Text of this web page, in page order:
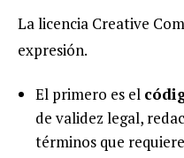
La licencia Creative
expresión.
El primero es el
de validez legal,
términos que